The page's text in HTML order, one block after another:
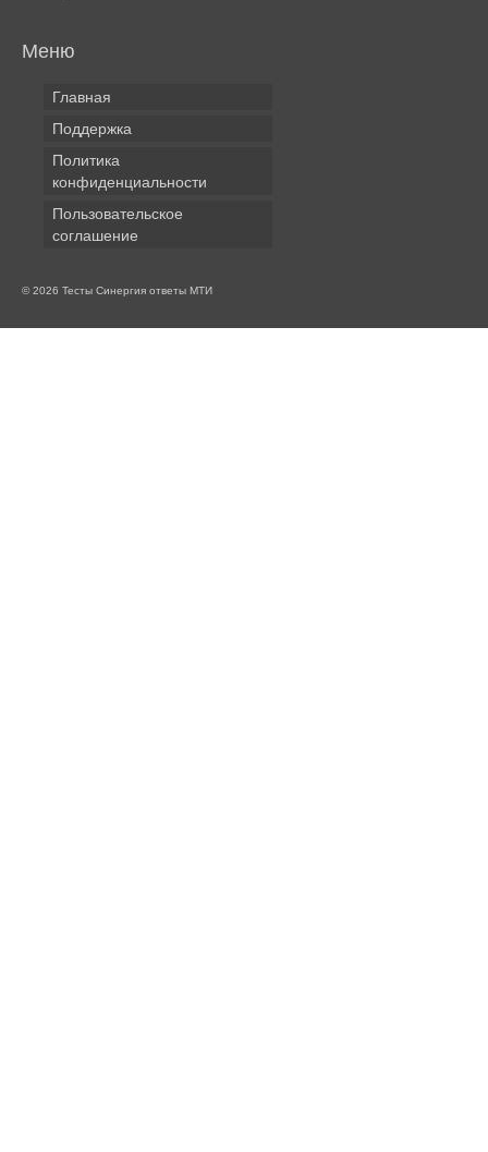
Меню
Главная
Поддержка
Политика
конфиденциальности
Пользовательское
соглашение
© 2026 Тесты Синергия ответы МТИ